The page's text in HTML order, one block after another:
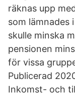
räknas upp
som lämnades
skulle minska
pensionen
för vissa
Publicerad
Inkomst- och